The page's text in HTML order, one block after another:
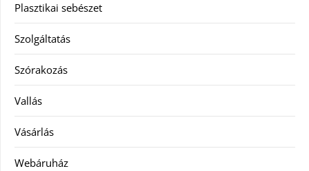
Plasztikai sebészet
Szolgáltatás
Szórakozás
Vallás
Vásárlás
Webáruház